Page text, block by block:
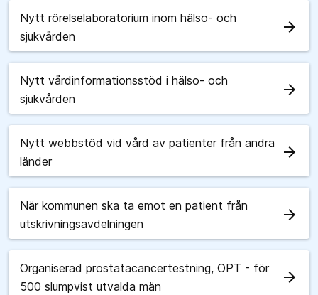
Nytt rörelselaboratorium inom hälso- och
sjukvården
arrow_forward
Nytt vårdinformationsstöd i hälso- och
sjukvården
arrow_forward
Nytt webbstöd vid vård av patienter från andra
länder
arrow_forward
När kommunen ska ta emot en patient från
utskrivningsavdelningen
arrow_forward
Organiserad prostatacancertestning, OPT - för
500 slumpvist utvalda män
arrow_forward